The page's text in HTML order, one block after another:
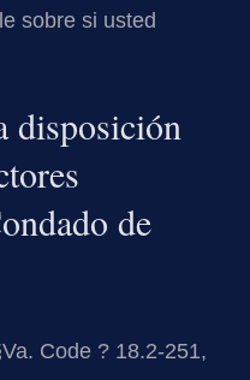
sobre si usted
disposición
de
Code ? 18.2-251,